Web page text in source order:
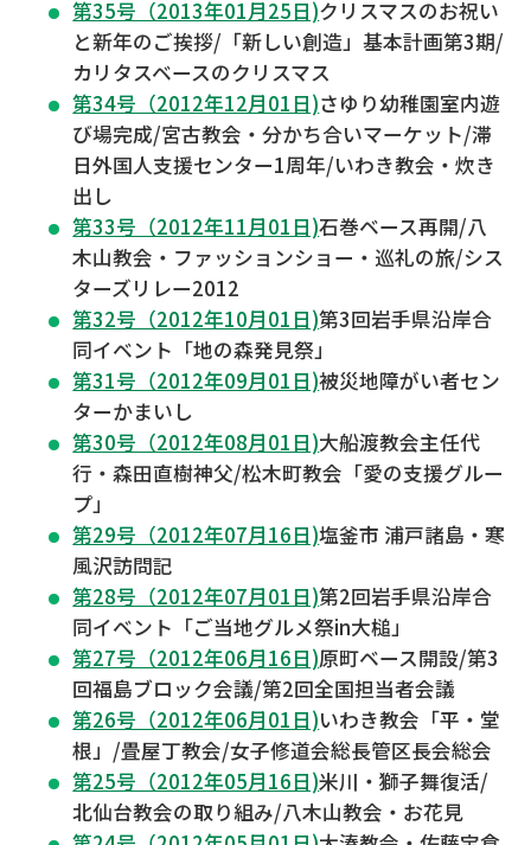
第35号（2013年01月25日)クリスマスのお祝い
と新年のご挨拶/「新しい創造」基本計画第3期/
カリタスベースのクリスマス
第34号（2012年12月01日)さゆり幼稚園室内遊
び場完成/宮古教会・分かち合いマーケット/滞
日外国人支援センター1周年/いわき教会・炊き
出し
第33号（2012年11月01日)石巻ベース再開/八
木山教会・ファッションショー・巡礼の旅/シス
ターズリレー2012
第32号（2012年10月01日)第3回岩手県沿岸合
同イベント「地の森発見祭」
第31号（2012年09月01日)被災地障がい者セン
ターかまいし
第30号（2012年08月01日)大船渡教会主任代
行・森田直樹神父/松木町教会「愛の支援グルー
プ」
第29号（2012年07月16日)塩釜市 浦戸諸島・寒
風沢訪問記
第28号（2012年07月01日)第2回岩手県沿岸合
同イベント「ご当地グルメ祭in大槌」
第27号（2012年06月16日)原町ベース開設/第3
回福島ブロック会議/第2回全国担当者会議
第26号（2012年06月01日)いわき教会「平・堂
根」/畳屋丁教会/女子修道会総長管区長会総会
第25号（2012年05月16日)米川・獅子舞復活/
北仙台教会の取り組み/八木山教会・お花見